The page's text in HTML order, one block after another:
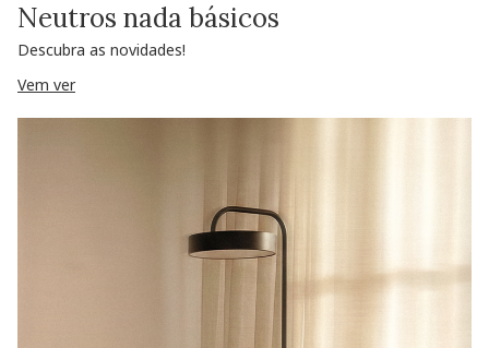
Neutros nada básicos
Descubra as novidades!
Vem ver